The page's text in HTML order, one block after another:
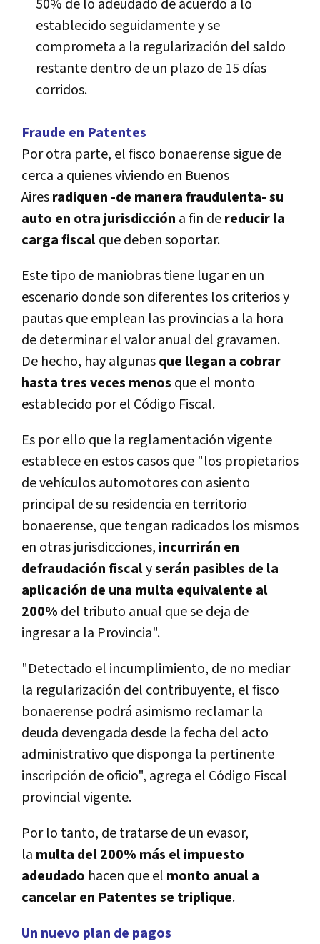
50% de lo adeudado de acuerdo a lo
establecido seguidamente y se
comprometa a la regularización del saldo
restante dentro de un plazo de 15 días
corridos.
Fraude en Patentes
Por otra parte, el fisco bonaerense sigue de
cerca a quienes viviendo en Buenos
Airesradiquen -de manera fraudulenta-su
auto en otra jurisdicción a fin dereducir la
carga fiscalque deben soportar.
Este tipo de maniobras tiene lugar en un
escenario donde son diferentes los criterios y
pautas que emplean las provincias a la hora
de determinar el valor anual del gravamen.
De hecho, hay algunasque llegan a cobrar
hasta tres veces menos que el monto
establecido por el Código Fiscal.
Es por ello que la reglamentación vigente
establece en estos casos que "los propietarios
de vehículos automotores con asiento
principal de su residencia en territorio
bonaerense, que tengan radicados los mismos
en otras jurisdicciones, incurrirán en
defraudación fiscalyserán pasibles de la
aplicación de una multa equivalente al
200% del tributo anual que se deja de
ingresar a la Provincia".
"Detectado el incumplimiento, de no mediar
la regularización del contribuyente, el fisco
bonaerense podrá asimismo reclamar la
deuda devengada desde la fecha del acto
administrativo que disponga la pertinente
inscripción de oficio", agrega el Código Fiscal
provincial vigente.
Por lo tanto, de tratarse de un evasor,
la multa del 200% más el impuesto
adeudado hacen que el monto anual a
cancelar en Patentes se triplique.
Un nuevo plan de pagos